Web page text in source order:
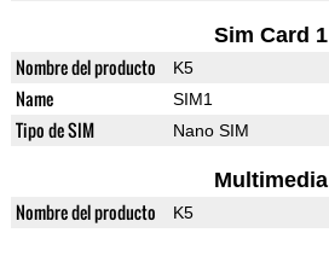
Sim Card 1
Nombre del producto K5
Name SIM1
Tipo de SIM Nano SIM
Multimedia
Nombre del producto K5